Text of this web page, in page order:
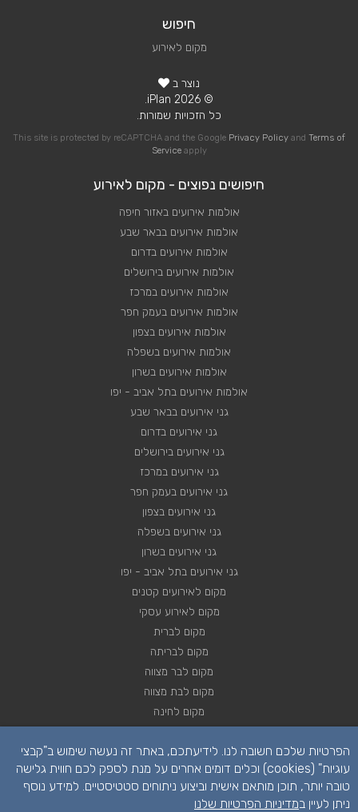
חיפוש
מקום לאירוע
נוצר ב
© 2026 iPlan.
כל הזכויות שמורות.
This site is protected by reCAPTCHA and the Google Privacy Policy and Terms of
Serviceapply
חיפושים נפוצים - מקום לאירוע
אולמות אירועים באזור חיפה
אולמות אירועים בבאר שבע
אולמות אירועים בדרום
אולמות אירועים בירושלים
אולמות אירועים במרכז
אולמות אירועים בעמק חפר
אולמות אירועים בצפון
אולמות אירועים בשפלה
אולמות אירועים בשרון
אולמות אירועים בתל אביב - יפו
גני אירועים בבאר שבע
גני אירועים בדרום
גני אירועים בירושלים
גני אירועים במרכז
גני אירועים בעמק חפר
גני אירועים בצפון
גני אירועים בשפלה
גני אירועים בשרון
גני אירועים בתל אביב - יפו
מקום לאירועים קטנים
מקום לאירוע עסקי
מקום לברית
מקום לבריתה
מקום לבר מצווה
מקום לבת מצווה
מקום לחינה
מקום לכנסים
הפרטיות שלכם חשובה לנו. לידיעתכם, באתר זה נעשה שימוש ב"קבצי
עוגיות" (cookies) וכלים דומים אחרים על מנת לספק לכם חווית גלישה
טובה יותר, תוכן מותאם אישית וביצוע ניתוחים סטטיסטיים. למידע נוסף
ניתן לעיין במדיניות הפרטיות שלנו